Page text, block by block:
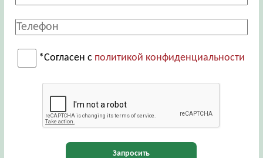
*Согласен с политикой конфиденциальности
Запросить